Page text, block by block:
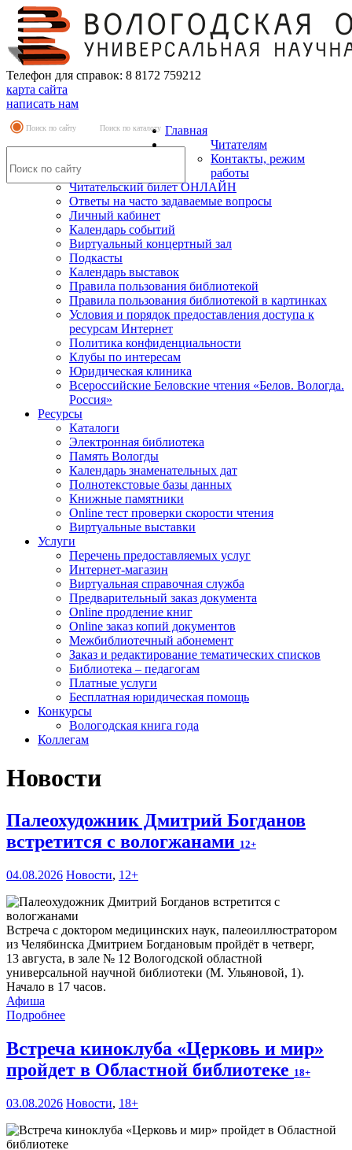
Телефон для справок: 8 8172 759212
карта сайта
написать нам
Поиск по сайту Поиск по каталогу Главная
Читателям
Контакты, режим
работы
Читательский билет ОНЛАЙН
Ответы на часто задаваемые вопросы
Личный кабинет
Календарь событий
Виртуальный концертный зал
Подкасты
Календарь выставок
Правила пользования библиотекой
Правила пользования библиотекой в картинках
Условия и порядок предоставления доступа к
ресурсам Интернет
Политика конфиденциальности
Клубы по интересам
Юридическая клиника
Всероссийские Беловские чтения «Белов. Вологда.
Россия»
Ресурсы
Каталоги
Электронная библиотека
Память Вологды
Календарь знаменательных дат
Полнотекстовые базы данных
Книжные памятники
Online тест проверки скорости чтения
Виртуальные выставки
Услуги
Перечень предоставляемых услуг
Интернет-магазин
Виртуальная справочная служба
Предварительный заказ документа
Online продление книг
Online заказ копий документов
Межбиблиотечный абонемент
Заказ и редактирование тематических списков
Библиотека – педагогам
Платные услуги
Бесплатная юридическая помощь
Конкурсы
Вологодская книга года
Коллегам
Новости
Палеохудожник Дмитрий Богданов
встретится с вологжанами 12+
04.08.2026 Новости, 12+
Встреча с доктором медицинских наук, палеоиллюстратором
из Челябинска Дмитрием Богдановым пройдёт в четверг,
13 августа, в зале № 12 Вологодской областной
универсальной научной библиотеки (М. Ульяновой, 1).
Начало в 17 часов.
Афиша
Подробнее
Встреча киноклуба «Церковь и мир»
пройдет в Областной библиотеке 18+
03.08.2026 Новости, 18+